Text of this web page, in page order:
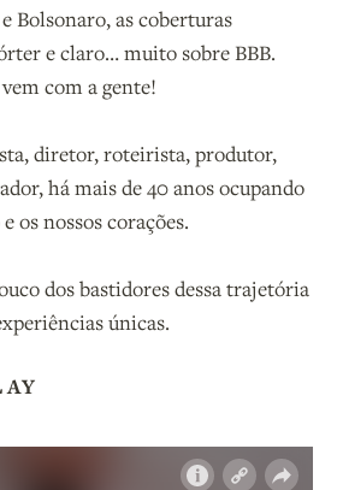
Bolsonaro, as coberturas
e claro… muito sobre BBB.
com a gente!
diretor, roteirista, produtor,
há mais de 40 anos ocupando
os nossos corações.
dos bastidores dessa trajetória
únicas.